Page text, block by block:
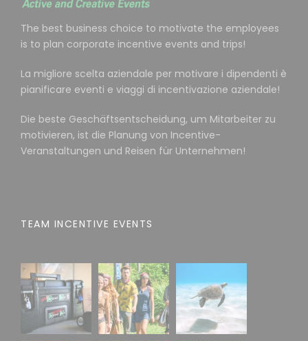
The best business choice to motivate the employees
is to plan corporate incentive events and trips!
La migliore scelta aziendale per motivare i dipendenti è
pianificare eventi e viaggi di incentivazione aziendale!
Die beste Geschäftsentscheidung, um Mitarbeiter zu
motivieren, ist die Planung von Incentive-
Veranstaltungen und Reisen für Unternehmen!
TEAM INCENTIVE EVENTS